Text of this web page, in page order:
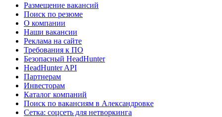
Размещение вакансий
Поиск по резюме
О компании
Наши вакансии
Реклама на сайте
Требования к ПО
Безопасный HeadHunter
HeadHunter API
Партнерам
Инвесторам
Каталог компаний
Поиск по вакансиям в Александровке
Сетка: соцсеть для нетворкинга